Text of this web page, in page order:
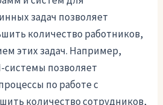
задач позволяет
количество работников,
этих задач. Например,
системы позволяет
по работе с
количество сотрудников,